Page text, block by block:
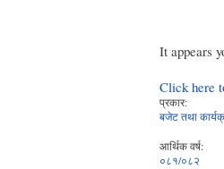
It appears
Click here
प्रकार:
बजेट तथा
आर्थिक वर्ष:
०८१/०८२